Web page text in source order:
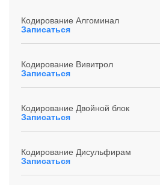
Кодирование Алгоминал
Записаться
Кодирование Вивитрол
Записаться
Кодирование Двойной блок
Записаться
Кодирование Дисульфирам
Записаться